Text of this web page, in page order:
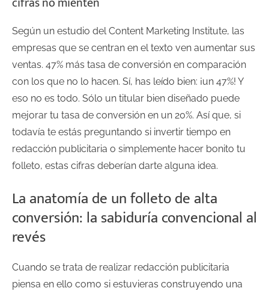
Según un estudio del Content Marketing Institute, las
empresas que se centran en el texto ven aumentar sus
ventas. 47% más tasa de conversión en comparación
con los que no lo hacen. Sí, has leído bien: ¡un 47%! Y
eso no es todo. Sólo un titular bien diseñado puede
mejorar tu tasa de conversión en un 20%. Así que, si
todavía te estás preguntando si invertir tiempo en
redacción publicitaria o simplemente hacer bonito tu
folleto, estas cifras deberían darte alguna idea.
La anatomía de un folleto de alta
conversión: la sabiduría convencional al
revés
Cuando se trata de realizar redacción publicitaria
piensa en ello como si estuvieras construyendo una